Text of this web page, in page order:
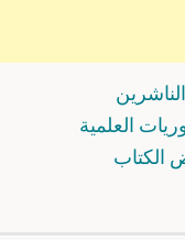
العلمية
الكتاب